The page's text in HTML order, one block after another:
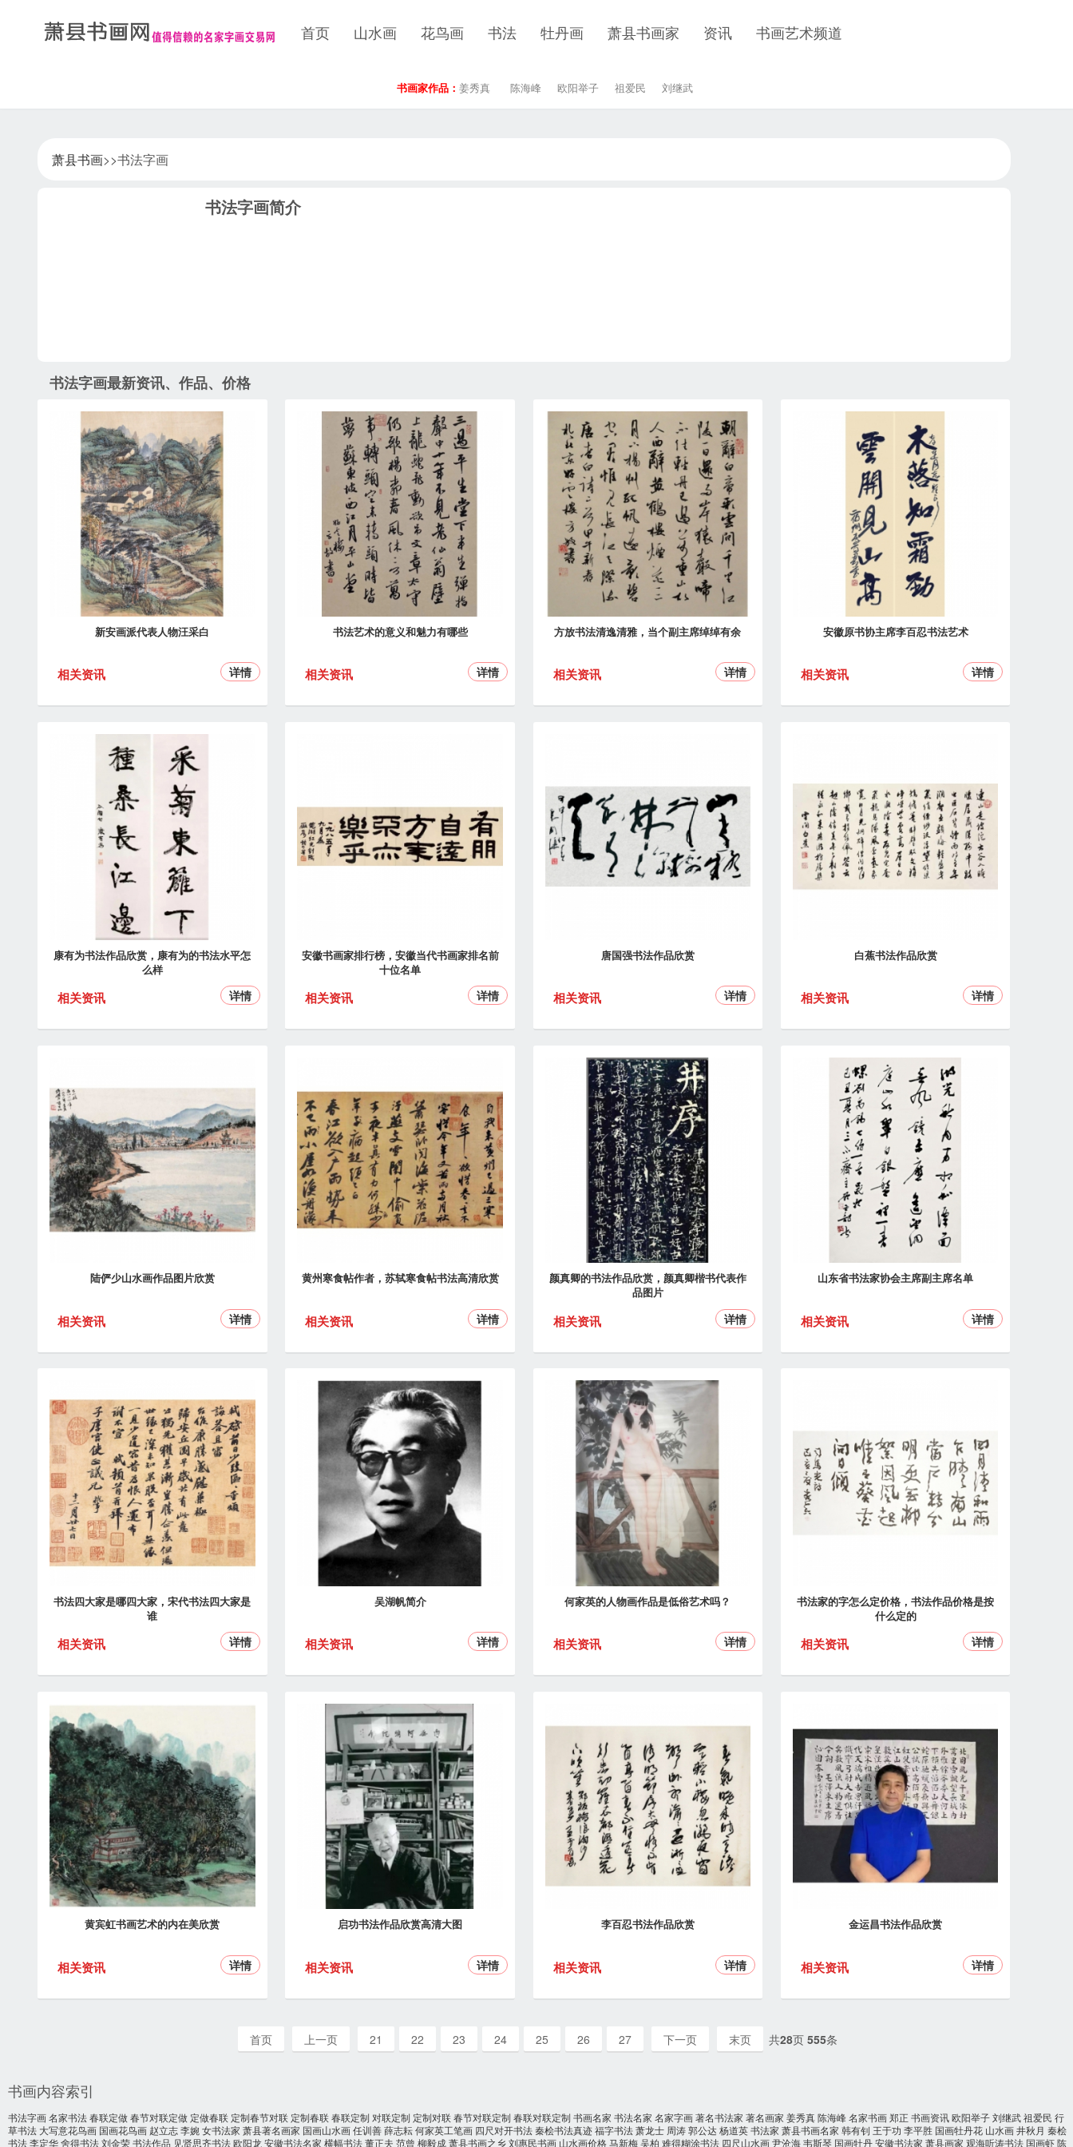
首页 山水画 花鸟画 书法 牡丹画 萧县书画家 资讯 书画艺术频道
书画家作品： 姜秀真 陈海峰 欧阳举子 祖爱民 刘继武
萧县书画>>书法字画
书法字画简介
书法字画最新资讯、作品、价格
新安画派代表人物汪采白
相关资讯 详情
书法艺术的意义和魅力有哪些
相关资讯 详情
方放书法清逸清雅，当个副主席绰绰有余
相关资讯 详情
安徽原书协主席李百忍书法艺术
相关资讯 详情
康有为书法作品欣赏，康有为的书法水平怎
么样
相关资讯 详情
安徽书画家排行榜，安徽当代书画家排名前
十位名单
相关资讯 详情
唐国强书法作品欣赏
相关资讯 详情
白蕉书法作品欣赏
相关资讯 详情
陆俨少山水画作品图片欣赏
相关资讯 详情
黄州寒食帖作者，苏轼寒食帖书法高清欣赏
相关资讯 详情
颜真卿的书法作品欣赏，颜真卿楷书代表作
品图片
相关资讯 详情
山东省书法家协会主席副主席名单
相关资讯 详情
书法四大家是哪四大家，宋代书法四大家是
谁
相关资讯 详情
吴湖帆简介
相关资讯 详情
何家英的人物画作品是低俗艺术吗？
相关资讯 详情
书法家的字怎么定价格，书法作品价格是按
什么定的
相关资讯 详情
黄宾虹书画艺术的内在美欣赏
相关资讯 详情
启功书法作品欣赏高清大图
相关资讯 详情
李百忍书法作品欣赏
相关资讯 详情
金运昌书法作品欣赏
相关资讯 详情
首页 上一页 21 22 23 24 25 26 27 下一页 末页 共28页 555条
书画内容索引
书法字画名家书法春联定做春节对联定做 定做春联 定制春节对联 定制春联春联定制 对联定制 定制对联春节对联定制 春联对联定制 书画名家 书法名家 名家字画著名书法家 著名画家 姜秀真陈海峰名家书画郑正 书画资讯欧阳举子刘继武祖爱民 行
草书法 大写意花鸟画 国画花鸟画 赵立志李婉 女书法家 萧县著名画家 国画山水画任训善薛志耘何家英工笔画 四尺对开书法秦桧书法真迹福字书法萧龙士 周涛郭公达杨道英书法家 萧县书画名家 韩有钊 王于功 李平胜 国画牡丹花 山水画井秋月 秦桧
书法李定华舍得书法刘金荣书法作品 见贤思齐书法欧阳龙安徽书法名家 横幅书法董正夫 范曾 柳毅成萧县书画之乡刘惠民书画 山水画价格马新梅吴柏 难得糊涂书法 四尺山水画尹沧海韦斯琴 国画牡丹安徽书法家 萧县画家 观海听涛书法 国画虾陈